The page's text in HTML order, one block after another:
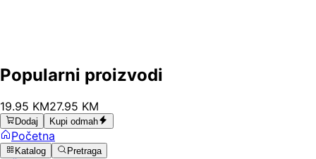
Popularni proizvodi
19.95 KM27.95 KM
Dodaj Kupi odmah
Početna
Katalog Pretraga